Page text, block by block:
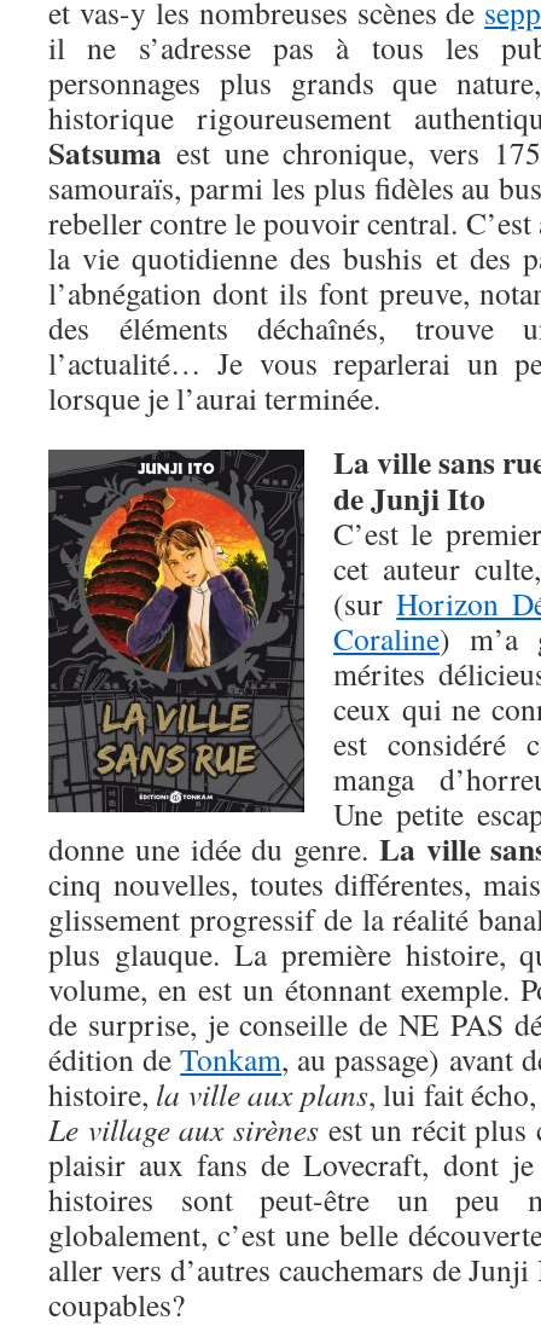
et vas-y les nombreuses scènes de
il ne s’adresse pas à tous les
personnages plus grands que
historique rigoureusement
Satsuma est une chronique, vers
samouraïs, parmi les plus fidèles au
rebeller contre le pouvoir central. C’est
la vie quotidienne des bushis et des
l’abnégation dont ils font preuve,
des éléments déchaînés, trouve
l’actualité… Je vous reparlerai un
lorsque je l’aurai terminée.
La ville sans
de Junji Ito
C’est le
cet auteur
(surHorizon
Coraline) m’a
mérites
ceux qui ne
est considéré
manga
Une petite
donne une idée du genre. La ville
cinq nouvelles, toutes différentes,
glissement progressif de la réalité
plus glauque. La première histoire,
volume, en est un étonnant exemple.
de surprise, je conseille de NE PAS
édition deTonkam, au passage) avant
histoire, la ville aux plans, lui fait
Le village aux sirènesest un récit plus
plaisir aux fans de Lovecraft, dont
histoires sont peut-être un peu
globalement, c’est une belle
aller vers d’autres cauchemars de
coupables?